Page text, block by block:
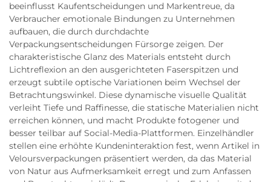
beeinflusst Kaufentscheidungen und Markentreue, da
Verbraucher emotionale Bindungen zu Unternehmen
aufbauen, die durch durchdachte
Verpackungsentscheidungen Fürsorge zeigen. Der
charakteristische Glanz des Materials entsteht durch
Lichtreflexion an den ausgerichteten Faserspitzen und
erzeugt subtile optische Variationen beim Wechsel der
Betrachtungswinkel. Diese dynamische visuelle Qualität
verleiht Tiefe und Raffinesse, die statische Materialien nicht
erreichen können, und macht Produkte fotogener und
besser teilbar auf Social-Media-Plattformen. Einzelhändler
stellen eine erhöhte Kundeninteraktion fest, wenn Artikel in
Veloursverpackungen präsentiert werden, da das Material
von Natur aus Aufmerksamkeit erregt und zum Anfassen